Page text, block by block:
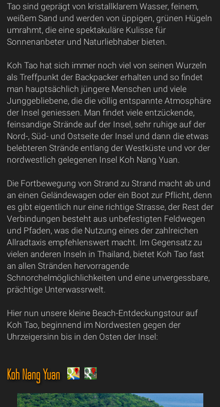
Tao sind geprägt von kristallklarem Wasser, feinem,
weißem Sand und werden von üppigen, grünen Hügeln
umrahmt, die eine spektakuläre Kulisse für
Sonnenanbeter und Naturliebhaber bieten.
Koh Tao hat sich immer noch viel von seinen Wurzeln
als Treffpunkt der Backpacker erhalten und so findet
man hauptsächlich jüngere Menschen und viele
Junggebliebene, die die völlig entspannte Atmosphäre
der Insel geniessen. Man findet viele entzückende,
feinsandige Strände auf der Insel, sehr ruhige auf der
Nord-, Süd- und Ostseite der Insel und dann die etwas
belebteren Strände entlang der Westküste und vor der
nordwestlich gelegenen Insel Koh Nang Yuan.
Die Fortbewegung von Strand zu Strand macht ab und
an einen Geländewagen oder ein Boot zur Pflicht, denn
es gibt eigentlich nur eine richtige Strasse, der Rest der
Verbindungen besteht aus unbefestigten Feldwegen
und Pfaden, was die Nutzung eines der zahlreichen
Allradtaxis empfehlenswert macht. Im Gegensatz zu
vielen anderen Inseln in Thailand, bietet Koh Tao fast
an allen Stränden hervorragende
Schnorchelmöglichlichkeiten und eine unvergessbare,
prächtige Unterwassrwelt.
Hier nun unsere kleine Beach-Entdeckungstour auf
Koh Tao, beginnend im Nordwesten gegen der
Uhrzeigersinn bis in den Osten der Insel:
Koh Nang Yuan